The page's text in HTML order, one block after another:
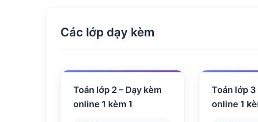
Các lớp dạy kèm
Toán lớp 2 – Dạy kèm
online 1 kèm 1
Toán lớp 3
online 1